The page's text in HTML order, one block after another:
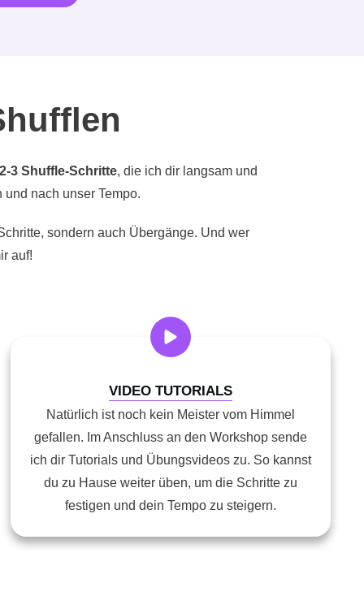
2-3 Shuffle-Schritte, die ich dir langsam und
und nach unser Tempo.
sondern auch Übergänge. Und wer
auf!
VIDEO TUTORIALS
Natürlich ist noch kein Meister vom Himmel
gefallen. Im Anschluss an den Workshop sende
ich dir Tutorials und Übungsvideos zu. So kannst
du zu Hause weiter üben, um die Schritte zu
festigen und dein Tempo zu steigern.